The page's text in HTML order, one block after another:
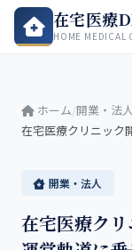
在宅医療
HOME MEDICAL
ホーム/開業・法人
在宅医療クリニック
開業・法人
在宅医療ク